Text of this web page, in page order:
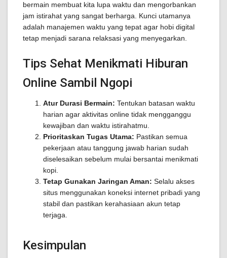
bermain membuat kita lupa waktu dan mengorbankan
jam istirahat yang sangat berharga. Kunci utamanya
adalah manajemen waktu yang tepat agar hobi digital
tetap menjadi sarana relaksasi yang menyegarkan.
Tips Sehat Menikmati Hiburan
Online Sambil Ngopi
Atur Durasi Bermain: Tentukan batasan waktu
harian agar aktivitas online tidak mengganggu
kewajiban dan waktu istirahatmu.
Prioritaskan Tugas Utama: Pastikan semua
pekerjaan atau tanggung jawab harian sudah
diselesaikan sebelum mulai bersantai menikmati
kopi.
Tetap Gunakan Jaringan Aman: Selalu akses
situs menggunakan koneksi internet pribadi yang
stabil dan pastikan kerahasiaan akun tetap
terjaga.
Kesimpulan